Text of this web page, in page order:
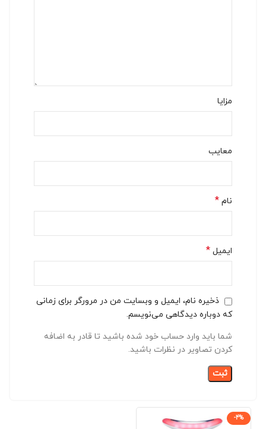
مزایا
معایب
نام *
ایمیل *
ذخیره نام، ایمیل و وبسایت من در مرورگر برای زمانی
که دوباره دیدگاهی می‌نویسم.
شما باید وارد حساب خود شده باشید تا قادر به اضافه
کردن تصاویر در نظرات باشید.
-4%